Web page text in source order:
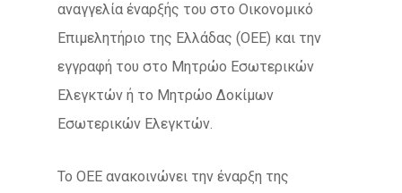
αναγγελία έναρξής του στο Οικονομικό
Επιμελητήριο της Ελλάδας (ΟΕΕ) και την
εγγραφή του στο Μητρώο Εσωτερικών
Ελεγκτών ή το Μητρώο Δοκίμων
Εσωτερικών Ελεγκτών.
Το ΟΕΕ ανακοινώνει την έναρξη της